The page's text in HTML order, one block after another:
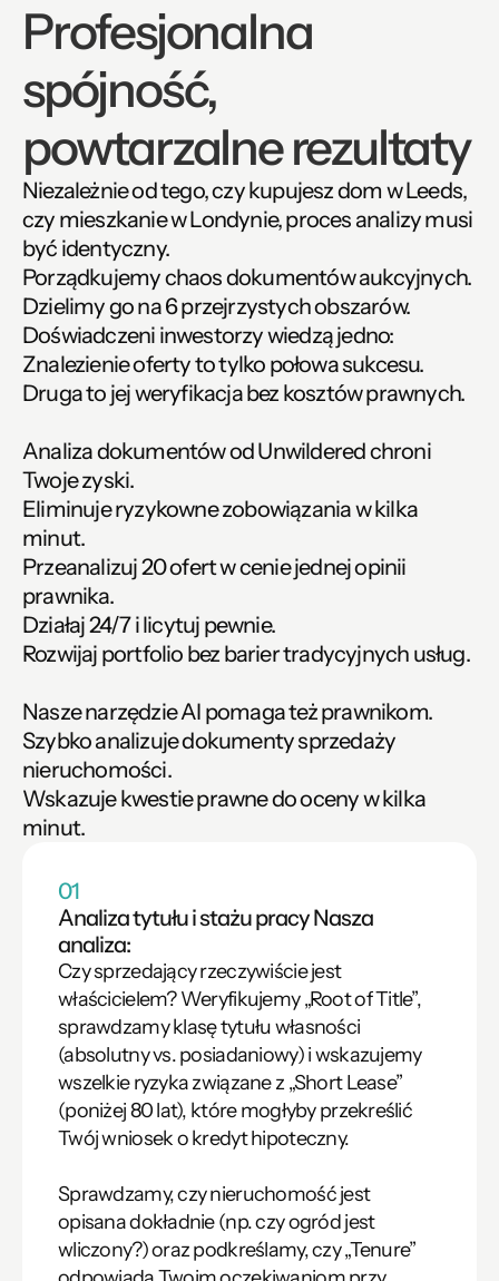
Profesjonalna
spójność,
powtarzalne rezultaty
Niezależnie od tego, czy kupujesz dom w Leeds,
czy mieszkanie w Londynie, proces analizy musi
być identyczny.
Porządkujemy chaos dokumentów aukcyjnych.
Dzielimy go na 6 przejrzystych obszarów.
Doświadczeni inwestorzy wiedzą jedno:
Znalezienie oferty to tylko połowa sukcesu.
Druga to jej weryfikacja bez kosztów prawnych.
Analiza dokumentów od Unwildered chroni
Twoje zyski.
Eliminuje ryzykowne zobowiązania w kilka
minut.
Przeanalizuj 20 ofert w cenie jednej opinii
prawnika.
Działaj 24/7 i licytuj pewnie.
Rozwijaj portfolio bez barier tradycyjnych usług.
Nasze narzędzie AI pomaga też prawnikom.
Szybko analizuje dokumenty sprzedaży
nieruchomości.
Wskazuje kwestie prawne do oceny w kilka
minut.
01
Analiza tytułu i stażu pracy Nasza
analiza:
Czy sprzedający rzeczywiście jest
właścicielem? Weryfikujemy „Root of Title”,
sprawdzamy klasę tytułu własności
(absolutny vs. posiadaniowy) i wskazujemy
wszelkie ryzyka związane z „Short Lease”
(poniżej 80 lat), które mogłyby przekreślić
Twój wniosek o kredyt hipoteczny.
Sprawdzamy, czy nieruchomość jest
opisana dokładnie (np. czy ogród jest
wliczony?) oraz podkreślamy, czy „Tenure”